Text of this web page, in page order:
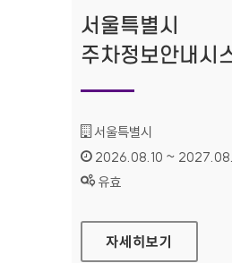
서울특별시
주차정보안내시
기관명 :
서울특별시
인증기간 :
2026.08.10 ~
상태 :
유효
서울특별시 주차정보
자세히보기